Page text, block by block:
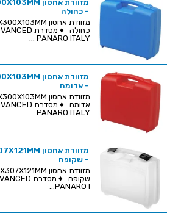
- כחולה
PANARO ITALY ...
- אדומה
PANARO ITALY ...
- שקופה
PANARO I...